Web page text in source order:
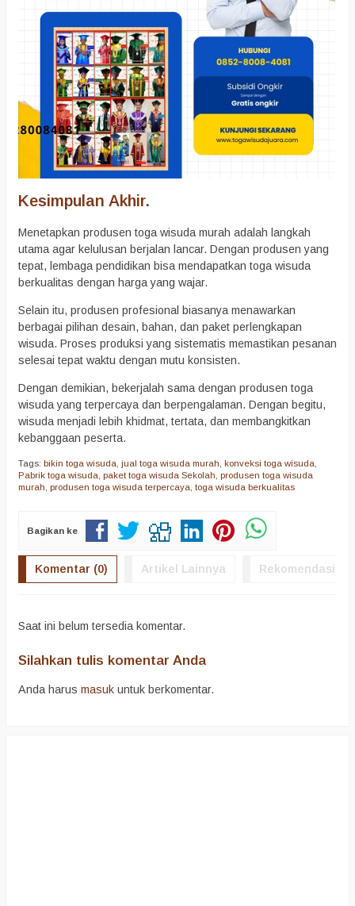
Kesimpulan Akhir.
Menetapkan produsen toga wisuda murah adalah langkah
utama agar kelulusan berjalan lancar. Dengan produsen yang
tepat, lembaga pendidikan bisa mendapatkan toga wisuda
berkualitas dengan harga yang wajar.
Selain itu, produsen profesional biasanya menawarkan
berbagai pilihan desain, bahan, dan paket perlengkapan
wisuda. Proses produksi yang sistematis memastikan pesanan
selesai tepat waktu dengan mutu konsisten.
Dengan demikian, bekerjalah sama dengan produsen toga
wisuda yang terpercaya dan berpengalaman. Dengan begitu,
wisuda menjadi lebih khidmat, tertata, dan membangkitkan
kebanggaan peserta.
Tags: bikin toga wisuda jual toga wisuda murah konveksi toga wisuda
Pabrik toga wisuda paket toga wisuda Sekolah produsen toga wisuda
murah produsen toga wisuda terpercaya toga wisuda berkualitas
Bagikan ke
Komentar (0) Artikel Lainnya Rekomendasi
Saat ini belum tersedia komentar.
Silahkan tulis komentar Anda
Anda harus masuk untuk berkomentar.